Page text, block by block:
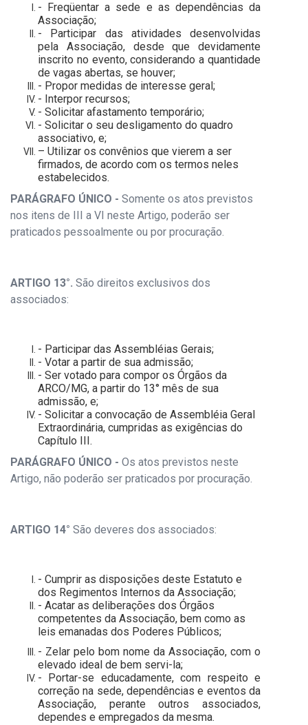
- Freqüentar a sede e as dependências da
Associação;
- Participar das atividades desenvolvidas
pela Associação, desde que devidamente
inscrito no evento, considerando a quantidade
de vagas abertas, se houver;
- Propor medidas de interesse geral;
- Interpor recursos;
- Solicitar afastamento temporário;
- Solicitar o seu desligamento do quadro
associativo, e;
– Utilizar os convênios que vierem a ser
firmados, de acordo com os termos neles
estabelecidos.
PARÁGRAFO ÚNICO - Somente os atos previstos
nos itens de III a VI neste Artigo, poderão ser
praticados pessoalmente ou por procuração.
ARTIGO 13°. São direitos exclusivos dos
associados:
- Participar das Assembléias Gerais;
- Votar a partir de sua admissão;
- Ser votado para compor os Órgãos da
ARCO/MG, a partir do 13° mês de sua
admissão, e;
- Solicitar a convocação de Assembléia Geral
Extraordinária, cumpridas as exigências do
Capítulo III.
PARÁGRAFO ÚNICO - Os atos previstos neste
Artigo, não poderão ser praticados por procuração.
ARTIGO 14° São deveres dos associados:
- Cumprir as disposições deste Estatuto e
dos Regimentos Internos da Associação;
- Acatar as deliberações dos Órgãos
competentes da Associação, bem como as
leis emanadas dos Poderes Públicos;
- Zelar pelo bom nome da Associação, com o
elevado ideal de bem servi-la;
- Portar-se educadamente, com respeito e
correção na sede, dependências e eventos da
Associação, perante outros associados,
dependes e empregados da mesma.